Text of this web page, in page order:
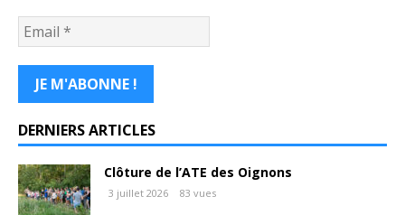
DERNIERS ARTICLES
Clôture de l’ATE des Oignons
3 juillet 2026 83 vues